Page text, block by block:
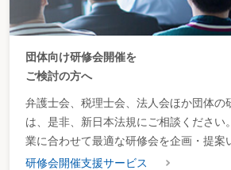
団体向け研修会開催を
ご検討の方へ
弁護士会、税理士会、法人会ほか団体の
は、是非、新日本法規にご相談ください
業に合わせて最適な研修会を企画・提案
研修会開催支援サービス